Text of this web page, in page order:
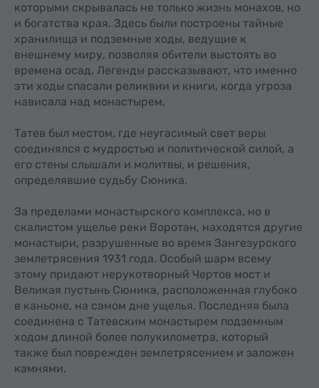
которыми скрывалась не только жизнь монахов, но
и богатства края. Здесь были построены тайные
хранилища и подземные ходы, ведущие к
внешнему миру, позволяя обители выстоять во
времена осад. Легенды рассказывают, что именно
эти ходы спасали реликвии и книги, когда угроза
нависала над монастырем.
Татев был местом, где неугасимый свет веры
соединялся с мудростью и политической силой, а
его стены слышали и молитвы, и решения,
определявшие судьбу Сюника.
За пределами монастырского комплекса, но в
скалистом ущелье реки Воротан, находятся другие
монастыри, разрушенные во время Зангезурского
землетрясения 1931 года. Особый шарм всему
этому придают нерукотворный Чертов мост и
Великая пустынь Сюника, расположенная глубоко
в каньоне, на самом дне ущелья. Последняя была
соединена с Татевским монастырем подземным
ходом длиной более полукилометра, который
также был поврежден землетрясением и заложен
камнями.